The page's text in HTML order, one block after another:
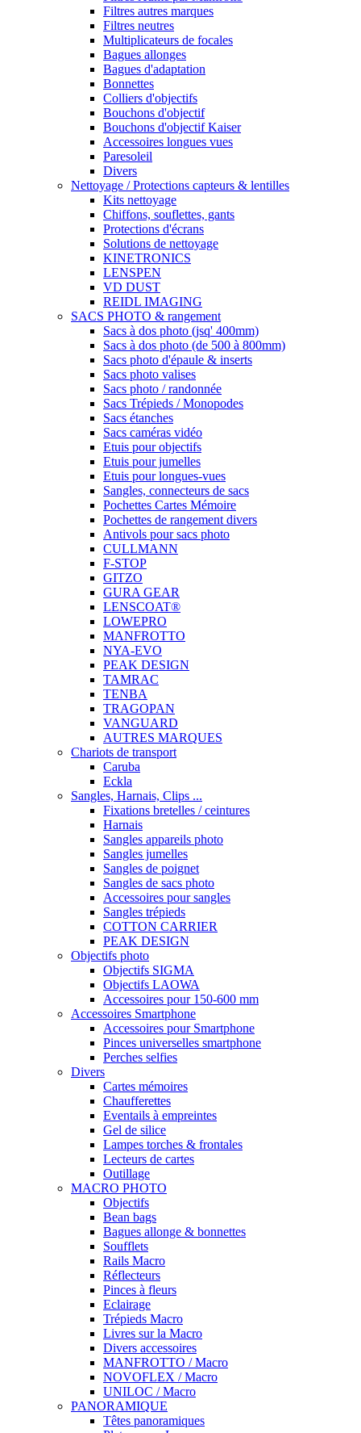
Filtres autres marques
Filtres neutres
Multiplicateurs de focales
Bagues allonges
Bagues d'adaptation
Bonnettes
Colliers d'objectifs
Bouchons d'objectif
Bouchons d'objectif Kaiser
Accessoires longues vues
Paresoleil
Divers
Nettoyage / Protections capteurs & lentilles
Kits nettoyage
Chiffons, souflettes, gants
Protections d'écrans
Solutions de nettoyage
KINETRONICS
LENSPEN
VD DUST
REIDL IMAGING
SACS PHOTO & rangement
Sacs à dos photo (jsq' 400mm)
Sacs à dos photo (de 500 à 800mm)
Sacs photo d'épaule & inserts
Sacs photo valises
Sacs photo / randonnée
Sacs Trépieds / Monopodes
Sacs étanches
Sacs caméras vidéo
Etuis pour objectifs
Etuis pour jumelles
Etuis pour longues-vues
Sangles, connecteurs de sacs
Pochettes Cartes Mémoire
Pochettes de rangement divers
Antivols pour sacs photo
CULLMANN
F-STOP
GITZO
GURA GEAR
LENSCOAT®
LOWEPRO
MANFROTTO
NYA-EVO
PEAK DESIGN
TAMRAC
TENBA
TRAGOPAN
VANGUARD
AUTRES MARQUES
Chariots de transport
Caruba
Eckla
Sangles, Harnais, Clips ...
Fixations bretelles / ceintures
Harnais
Sangles appareils photo
Sangles jumelles
Sangles de poignet
Sangles de sacs photo
Accessoires pour sangles
Sangles trépieds
COTTON CARRIER
PEAK DESIGN
Objectifs photo
Objectifs SIGMA
Objectifs LAOWA
Accessoires pour 150-600 mm
Accessoires Smartphone
Accessoires pour Smartphone
Pinces universelles smartphone
Perches selfies
Divers
Cartes mémoires
Chaufferettes
Eventails à empreintes
Gel de silice
Lampes torches & frontales
Lecteurs de cartes
Outillage
MACRO PHOTO
Objectifs
Bean bags
Bagues allonge & bonnettes
Soufflets
Rails Macro
Réflecteurs
Pinces à fleurs
Eclairage
Trépieds Macro
Livres sur la Macro
Divers accessoires
MANFROTTO / Macro
NOVOFLEX / Macro
UNILOC / Macro
PANORAMIQUE
Têtes panoramiques